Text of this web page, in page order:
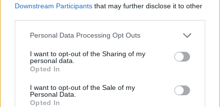
Downstream Participants that may further disclose it to other
Personal Data Processing Opt Outs
I want to opt-out of the Sharing of my
personal data.
Opted In
I want to opt-out of the Sale of my
Personal Data.
Opted In